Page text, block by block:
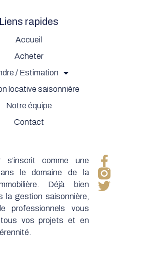
s’inscrit comme une
le domaine de la
Déjà bien
la gestion saisonnière,
professionnels vous
vos projets et en
Liens rapides
Accueil
Acheter
/ Estimation
locative saisonnière
Notre équipe
Contact